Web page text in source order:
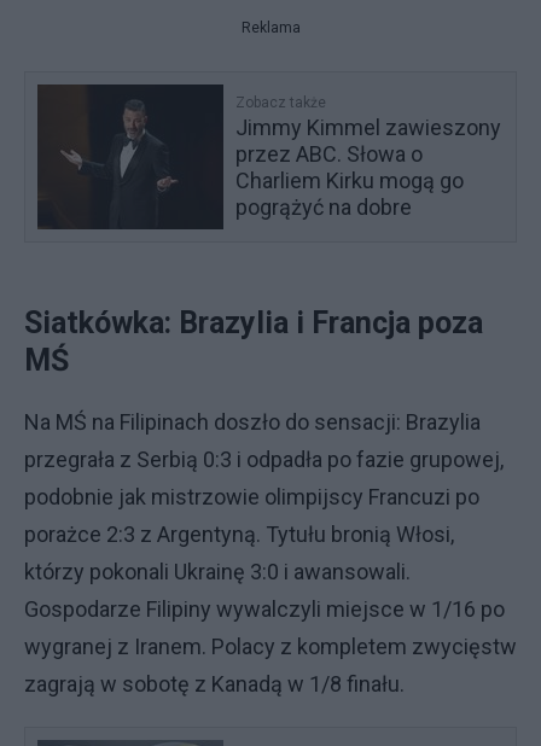
Reklama
Zobacz także
Jimmy Kimmel zawieszony
przez ABC. Słowa o
Charliem Kirku mogą go
pogrążyć na dobre
Siatkówka: Brazylia i Francja poza
MŚ
Na MŚ na Filipinach doszło do sensacji: Brazylia
przegrała z Serbią 0:3 i odpadła po fazie grupowej,
podobnie jak mistrzowie olimpijscy Francuzi po
porażce 2:3 z Argentyną. Tytułu bronią Włosi,
którzy pokonali Ukrainę 3:0 i awansowali.
Gospodarze Filipiny wywalczyli miejsce w 1/16 po
wygranej z Iranem. Polacy z kompletem zwycięstw
zagrają w sobotę z Kanadą w 1/8 finału.